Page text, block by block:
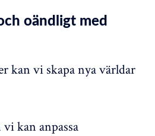
oändligt med
kan vi skapa nya världar
kan anpassa